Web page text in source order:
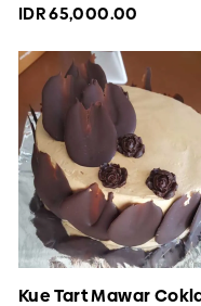
IDR 65,000.00
Kue Tart Mawar